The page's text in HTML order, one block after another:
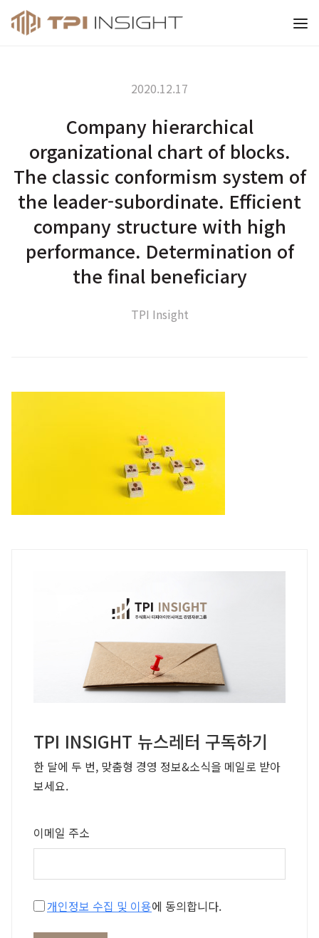
티피아이 인사이트
2020.12.17
Company hierarchical
organizational chart of blocks.
The classic conformism system of
the leader-subordinate. Efficient
company structure with high
performance. Determination of
the final beneficiary
TPI Insight
TPI INSIGHT 뉴스레터 구독하기
한 달에 두 번, 맞춤형 경영 정보&소식을 메일로 받아
보세요.
이메일 주소
개인정보 수집 및 이용에 동의합니다.